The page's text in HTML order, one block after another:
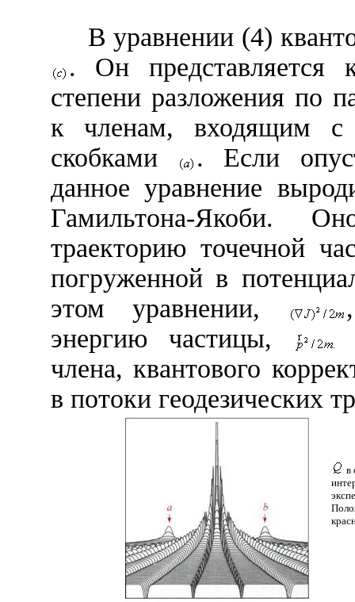
В уравнении (4)
. Он представляется
степени разложения по
к членам, входящим с
скобками
. Если
данное уравнение
Гамильтона-Якоби.
траекторию точечной
погруженной в
этом уравнении,
энергию частицы,
члена, квантового
в потоки геодезических
в